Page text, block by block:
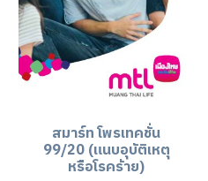
สมาร์ท โพรเทคชั่น
99/20 (แนบอุบัติเหตุ
หรือโรคร้าย)